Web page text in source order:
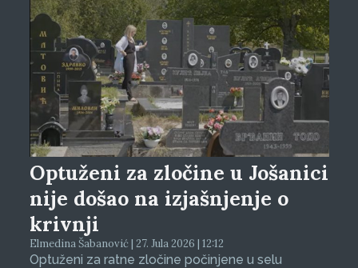
Optuženi za zločine u Jošanici
nije došao na izjašnjenje o
krivnji
Elmedina Šabanović | 27. Jula 2026 | 12:12
Optuženi za ratne zločine počinjene u selu